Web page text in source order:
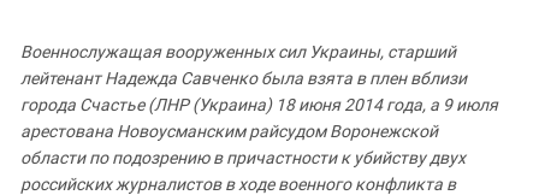
Военнослужащая вооруженных сил Украины, старший
лейтенант Надежда Савченко была взята в плен вблизи
города Счастье (ЛНР (Украина) 18 июня 2014 года, а 9 июля
арестована Новоусманским райсудом Воронежской
области по подозрению в причастности к убийству двух
российских журналистов в ходе военного конфликта в